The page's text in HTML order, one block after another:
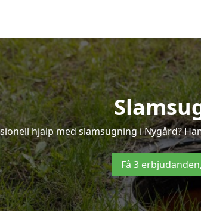
hjälp med slamsugning i Nygård?
Få 3